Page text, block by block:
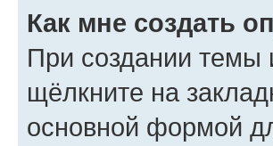
Как мне создать
При создании темы
щёлкните на
основной формой